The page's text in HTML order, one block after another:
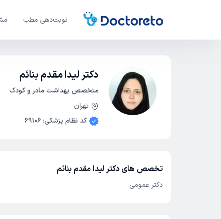
نوبت‌دهی مطب
دکتر لیدا مقدم بنائم
متخصص بهداشت مادر و کودک
تهران
کد نظام پزشکی:
69106
تخصص های دکتر لیدا مقدم بنائم
دکتر عمومی